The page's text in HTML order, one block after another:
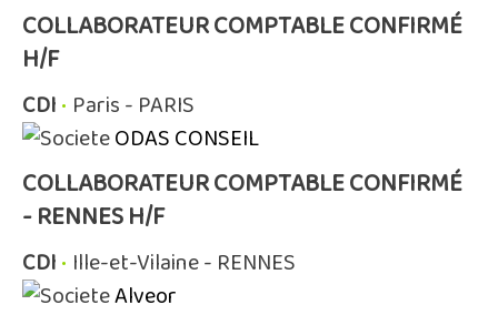
COLLABORATEUR COMPTABLE CONFIRMÉ
H/F
CDI• Paris - PARIS
ODAS CONSEIL
COLLABORATEUR COMPTABLE CONFIRMÉ
- RENNES H/F
CDI• Ille-et-Vilaine - RENNES
Alveor